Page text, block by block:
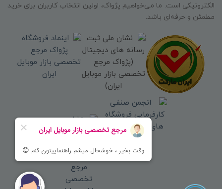
الکترونیکی است. ما می‌خواهیم پژواک، اولین انتخاب کاربران برای خرید
مطمئن و حرفه‌ای باشد.